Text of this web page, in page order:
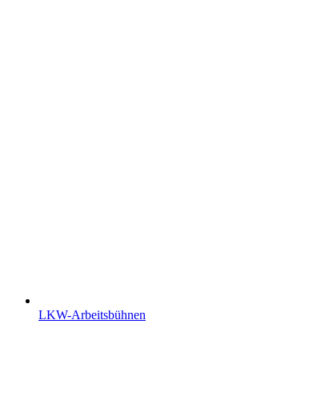
LKW-Arbeitsbühnen